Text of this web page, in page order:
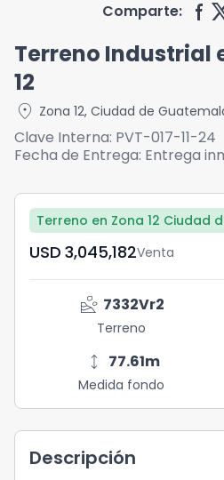
Comparte:
Terreno Industrial
12
location_on Zona 12, Ciudad de
Clave Interna: PVT-017-11-24
Fecha de Entrega: Entrega
Terreno en Zona 12 Ciudad
USD	3,045,182Venta
landslide 7332Vr2
Terreno
height 77.61m
Medida fondo
Descripción